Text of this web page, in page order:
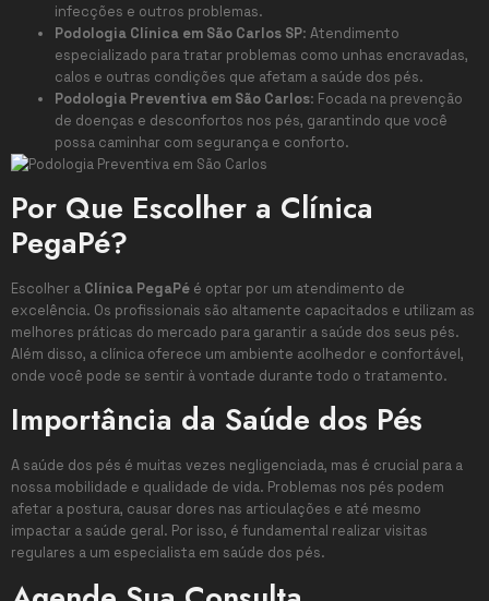
infecções e outros problemas.
Podologia Clínica em São Carlos SP: Atendimento
especializado para tratar problemas como unhas encravadas,
calos e outras condições que afetam a saúde dos pés.
Podologia Preventiva em São Carlos: Focada na prevenção
de doenças e desconfortos nos pés, garantindo que você
possa caminhar com segurança e conforto.
Por Que Escolher a Clínica
PegaPé?
Escolher a Clínica PegaPé é optar por um atendimento de
excelência. Os profissionais são altamente capacitados e utilizam as
melhores práticas do mercado para garantir a saúde dos seus pés.
Além disso, a clínica oferece um ambiente acolhedor e confortável,
onde você pode se sentir à vontade durante todo o tratamento.
Importância da Saúde dos Pés
A saúde dos pés é muitas vezes negligenciada, mas é crucial para a
nossa mobilidade e qualidade de vida. Problemas nos pés podem
afetar a postura, causar dores nas articulações e até mesmo
impactar a saúde geral. Por isso, é fundamental realizar visitas
regulares a um especialista em saúde dos pés.